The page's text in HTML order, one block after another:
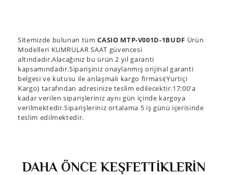
Sitemizde bulunan tümCASIO MTP-V001D-1BUDF Ürün
Modelleri KUMRULAR SAAT güvencesi
altındadır.Alacağınız bu ürün 2 yıl garanti
kapsamındadır.Siparişiniz onaylanmış orijinal garanti
belgesi ve kutusu ile anlaşmalı kargo firması(Yurtiçi
Kargo) tarafından adresinize teslim edilecektir.17:00'a
kadar verilen siparişleriniz aynı gün içinde kargoya
verilmektedir.Siparişleriniz ortalama 5 iş günü içerisinde
teslim edilmektedir.
DAHA ÖNCE KEŞFETTİKLERİN